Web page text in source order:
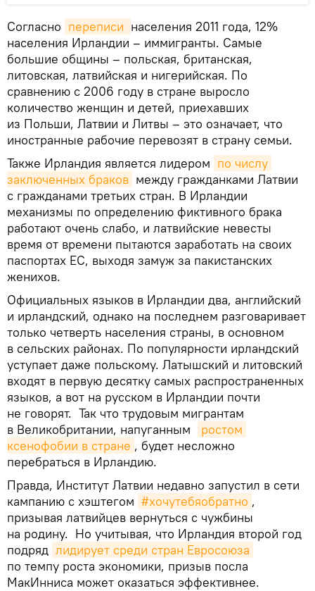
Согласно переписи населения 2011 года, 12%
населения Ирландии – иммигранты. Самые
большие общины – польская, британская,
литовская, латвийская и нигерийская. По
сравнению с 2006 году в стране выросло
количество женщин и детей, приехавших
из Польши, Латвии и Литвы – это означает, что
иностранные рабочие перевозят в страну семьи.
Также Ирландия является лидером по числу
заключенных браков между гражданками Латвии
с гражданами третьих стран. В Ирландии
механизмы по определению фиктивного брака
работают очень слабо, и латвийские невесты
время от времени пытаются заработать на своих
паспортах ЕС, выходя замуж за пакистанских
женихов.
Официальных языков в Ирландии два, английский
и ирландский, однако на последнем разговаривает
только четверть населения страны, в основном
в сельских районах. По популярности ирландский
уступает даже польскому. Латышский и литовский
входят в первую десятку самых распространенных
языков, а вот на русском в Ирландии почти
не говорят. Так что трудовым мигрантам
в Великобритании, напуганным
ростом
ксенофобии в стране , будет несложно
перебраться в Ирландию.
Правда, Институт Латвии недавно запустил в сети
кампанию с хэштегом #хочутебяобратно ,
призывая латвийцев вернуться с чужбины
на родину. Но учитывая, что Ирландия второй год
подряд лидирует среди стран Евросоюза
по темпу роста экономики, призыв посла
МакИнниса может оказаться эффективнее.